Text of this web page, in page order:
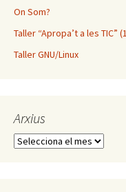
On Som?
Taller “Apropa’t a les TIC”
Taller GNU/Linux
Arxius
Arxius